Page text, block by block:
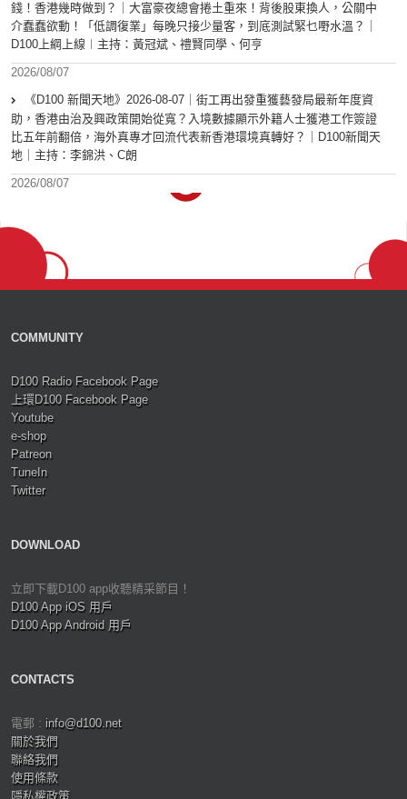
錢！香港幾時做到？｜大富豪夜總會捲土重來！背後股東換人，公關中
介蠢蠢欲動！「低調復業」每晚只接少量客，到底測試緊乜嘢水溫？｜
D100上綱上線︱主持：黃冠斌、禮賢同學、何亨
2026/08/07
《D100 新聞天地》2026-08-07｜街工再出發重獲藝發局最新年度資
助，香港由治及興政策開始從寬？入境數據顯示外籍人士獲港工作簽證
比五年前翻倍，海外真專才回流代表新香港環境真轉好？｜D100新聞天
地｜主持：李錦洪、C朗
2026/08/07
COMMUNITY
D100 Radio Facebook Page
上環D100 Facebook Page
Youtube
e-shop
Patreon
TuneIn
Twitter
DOWNLOAD
立即下載D100 app收聽精采節目！
D100 App iOS 用戶
D100 App Android 用戶
CONTACTS
電郵 : info@d100.net
關於我們
聯絡我們
使用條款
隱私權政策